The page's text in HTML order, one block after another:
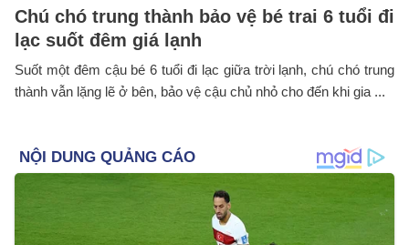
Chú chó trung thành bảo vệ bé trai 6 tuổi đi
lạc suốt đêm giá lạnh
Suốt một đêm cậu bé 6 tuổi đi lạc giữa trời lạnh, chú chó trung
thành vẫn lặng lẽ ở bên, bảo vệ cậu chủ nhỏ cho đến khi gia ...